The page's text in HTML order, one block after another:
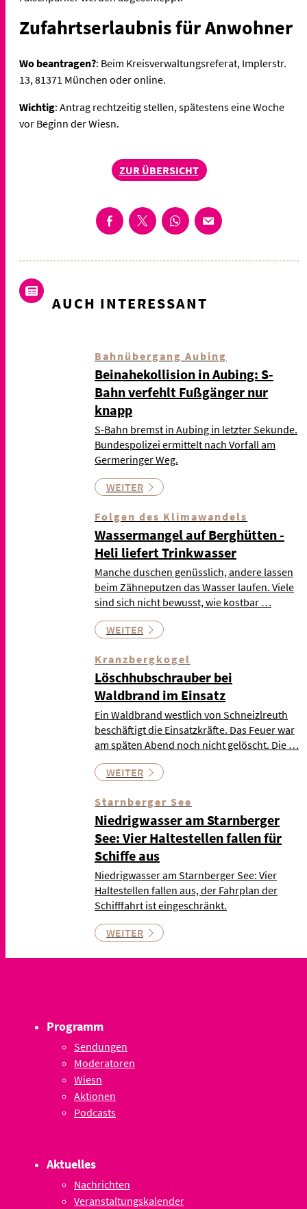
Zufahrtserlaubnis für Anwohner
Wo beantragen?: Beim Kreisverwaltungsreferat, Implerstr.
13, 81371 München oder online.
Wichtig: Antrag rechtzeitig stellen, spätestens eine Woche
vor Beginn der Wiesn.
ZUR ÜBERSICHT
AUCH INTERESSANT
Bahnübergang Aubing
Beinahekollision in Aubing: S-
Bahn verfehlt Fußgänger nur
knapp
S-Bahn bremst in Aubing in letzter Sekunde.
Bundespolizei ermittelt nach Vorfall am
Germeringer Weg.
WEITER
Folgen des Klimawandels
Wassermangel auf Berghütten -
Heli liefert Trinkwasser
Manche duschen genüsslich, andere lassen
beim Zähneputzen das Wasser laufen. Viele
sind sich nicht bewusst, wie kostbar …
WEITER
Kranzbergkogel
Löschhubschrauber bei
Waldbrand im Einsatz
Ein Waldbrand westlich von Schneizlreuth
beschäftigt die Einsatzkräfte. Das Feuer war
am späten Abend noch nicht gelöscht. Die …
WEITER
Starnberger See
Niedrigwasser am Starnberger
See: Vier Haltestellen fallen für
Schiffe aus
Niedrigwasser am Starnberger See: Vier
Haltestellen fallen aus, der Fahrplan der
Schifffahrt ist eingeschränkt.
WEITER
Programm
Sendungen
Moderatoren
Wiesn
Aktionen
Podcasts
Aktuelles
Nachrichten
Veranstaltungskalender